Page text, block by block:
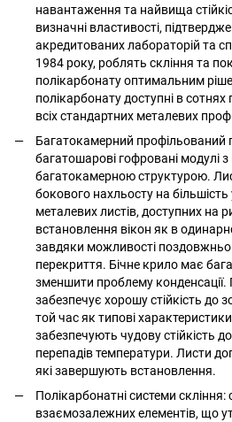
навантаження та найвища
визначні властивості,
акредитованих лабораторій та
1984 року, роблять скління та
полікарбонату оптимальним
полікарбонату доступні в сотнях
всіх стандартних металевих
Багатокамерний профільований
багатошарові гофровані модулі
багатокамерною структурою.
бокового нахльосту на
металевих листів, доступних на
встановлення вікон як в
завдяки можливості
перекриття. Бічне крило має
зменшити проблему
забезпечує хорошу стійкість до
той час як типові
забезпечують чудову стійкість
перепадів температури. Листи
які завершують встановлення.
Полікарбонатні системи скління:
взаємозалежних елементів, що